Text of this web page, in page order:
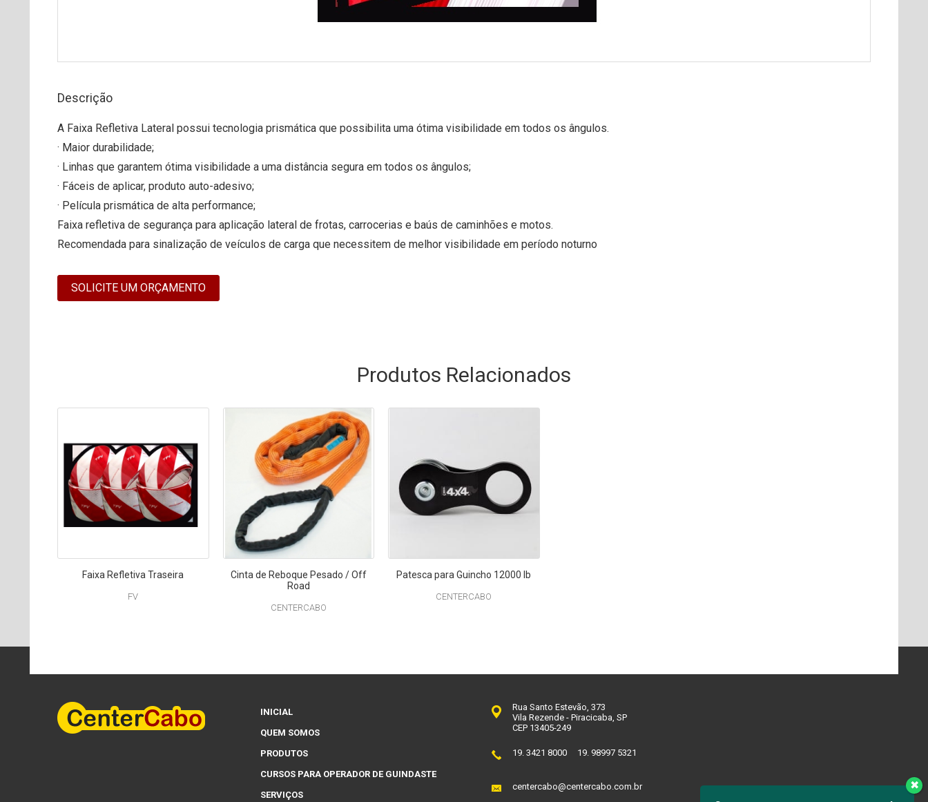
✖
Descrição
A Faixa Refletiva Lateral possui tecnologia prismática que possibilita uma ótima visibilidade em todos os ângulos.
· Maior durabilidade;
· Linhas que garantem ótima visibilidade a uma distância segura em todos os ângulos;
· Fáceis de aplicar, produto auto-adesivo;
· Película prismática de alta performance;
Faixa refletiva de segurança para aplicação lateral de frotas, carrocerias e baús de caminhões e motos.
Recomendada para sinalização de veículos de carga que necessitem de melhor visibilidade em período noturno
SOLICITE UM ORÇAMENTO
Produtos Relacionados
Faixa Refletiva Traseira
FV
Cinta de Reboque Pesado / Off
Road
CENTERCABO
Patesca para Guincho 12000 lb
CENTERCABO
INICIAL
QUEM SOMOS
PRODUTOS
CURSOS PARA OPERADOR DE GUINDASTE
SERVIÇOS
Rua Santo Estevão, 373
Vila Rezende - Piracicaba, SP
CEP 13405-249
19. 3421 8000 19. 98997 5321
centercabo@centercabo.com.br